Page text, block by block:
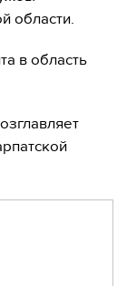
области.
в область